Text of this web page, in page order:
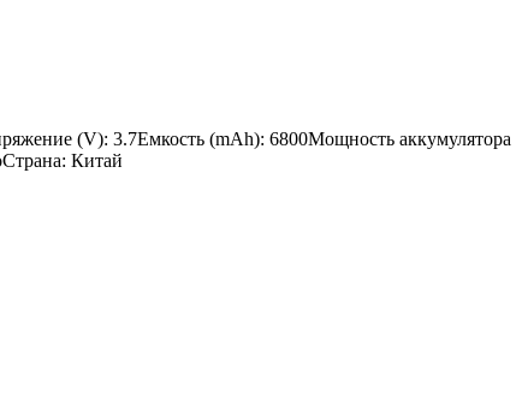
(V): 3.7Емкость (mAh): 6800Мощность аккумулятора
Китай